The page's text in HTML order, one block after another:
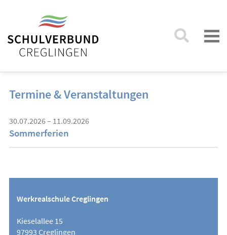
Termine & Veranstaltungen
30.07.2026 – 11.09.2026
Sommerferien
Werkrealschule Creglingen
Kieselallee 15
97993 Creglingen